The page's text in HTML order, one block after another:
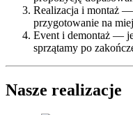
Realizacja i montaż
przygotowanie na
Event i demontaż —
sprzątamy po
Nasze realizacje